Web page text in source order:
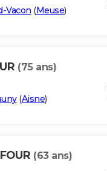
Vacon (Meuse)
(75 ans)
(Aisne)
(63 ans)